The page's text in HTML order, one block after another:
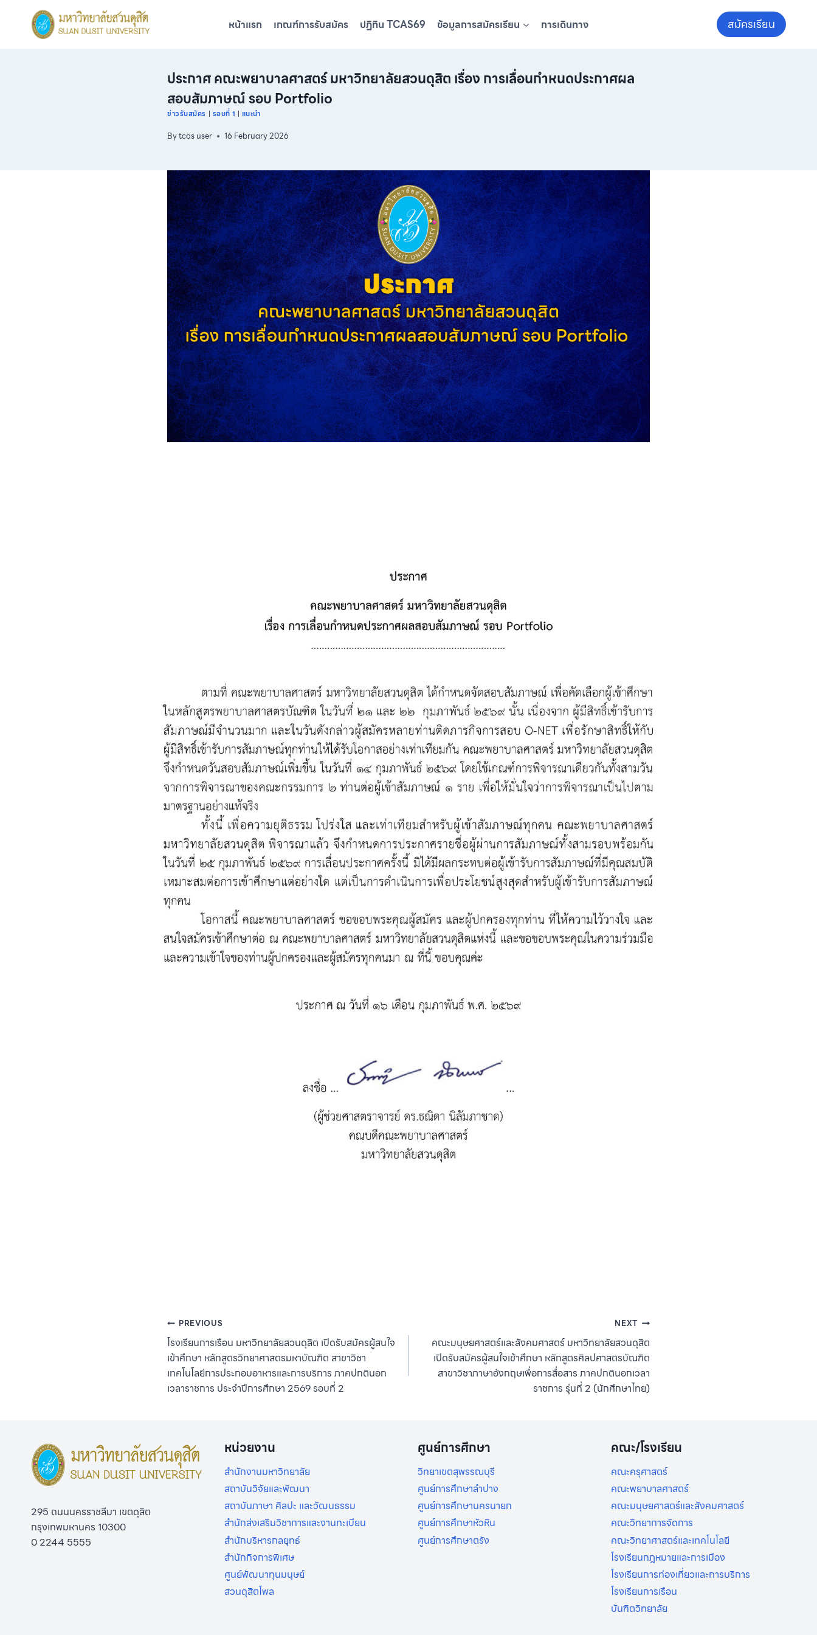
content
หน้าแรก เกณฑ์การรับสมัคร ปฏิทิน TCAS69 ข้อมูลการสมัครเรียน การเดินทาง สมัครเรียน
ประกาศ คณะพยาบาลศาสตร์ มหาวิทยาลัยสวนดุสิต เรื่อง การเลื่อนกำหนดประกาศผล
สอบสัมภาษณ์ รอบ Portfolio
ข่าวรับสมัคร | รอบที่ 1 | แนะนำ
Bytcas user 16 February 2026
Post
navigation
PREVIOUS
โรงเรียนการเรือน มหาวิทยาลัยสวนดุสิต เปิดรับสมัครผู้สนใจ
เข้าศึกษา หลักสูตรวิทยาศาสตรมหาบัณฑิต สาขาวิชา
เทคโนโลยีการประกอบอาหารและการบริการ ภาคปกตินอก
เวลาราชการ ประจำปีการศึกษา 2569 รอบที่ 2
NEXT
คณะมนุษยศาสตร์และสังคมศาสตร์ มหาวิทยาลัยสวนดุสิต
เปิดรับสมัครผู้สนใจเข้าศึกษา หลักสูตรศิลปศาสตรบัณฑิต
สาขาวิชาภาษาอังกฤษเพื่อการสื่อสาร ภาคปกตินอกเวลา
ราชการ รุ่นที่ 2 (นักศึกษาไทย)
295 ถนนนครราชสีมา เขตดุสิต
กรุงเทพมหานคร 10300
0 2244 5555
หน่วยงาน
สำนักงานมหาวิทยาลัย
สถาบันวิจัยและพัฒนา
สถาบันภาษา ศิลปะ และวัฒนธรรม
สำนักส่งเสริมวิชาการและงานทะเบียน
สำนักบริหารกลยุทธ์
สำนักกิจการพิเศษ
ศูนย์พัฒนาทุนมนุษย์
สวนดุสิตโพล
ศูนย์การศึกษา
วิทยาเขตสุพรรณบุรี
ศูนย์การศึกษาลำปาง
ศูนย์การศึกษานครนายก
ศูนย์การศึกษาหัวหิน
ศูนย์การศึกษาตรัง
คณะ/โรงเรียน
คณะครุศาสตร์
คณะพยาบาลศาสตร์
คณะมนุษยศาสตร์และสังคมศาสตร์
คณะวิทยาการจัดการ
คณะวิทยาศาสตร์และเทคโนโลยี
โรงเรียนกฎหมายและการเมือง
โรงเรียนการท่องเที่ยวและการบริการ
โรงเรียนการเรือน
บันฑิตวิทยาลัย